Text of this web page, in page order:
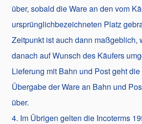
über, sobald die Ware an den vom
ursprünglichbezeichneten Platz
Zeitpunkt ist auch dann maßgeblich,
danach auf Wunsch des Käufers
Lieferung mit Bahn und Post geht
Übergabe der Ware an Bahn und
über.
4. Im Übrigen gelten die Incoterms